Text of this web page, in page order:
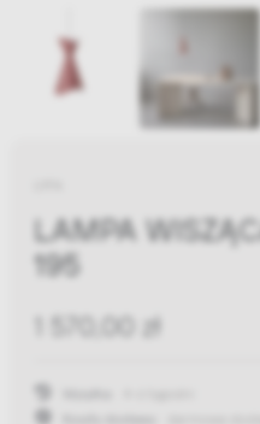
LAMPA
195
1 570,00 zł